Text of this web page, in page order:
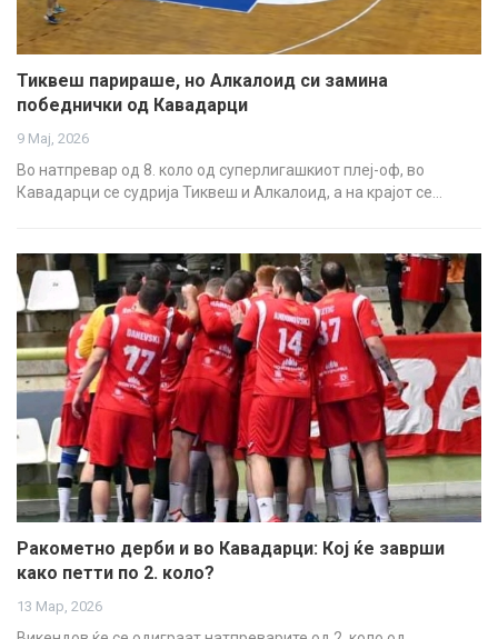
Тиквеш парираше, но Алкалоид си замина
победнички од Кавадарци
9 Мај, 2026
Во натпревар од 8. коло од суперлигашкиот плеј-оф, во
Кавадарци се судрија Тиквеш и Алкалоид, а на крајот се…
Ракометно дерби и во Кавадарци: Кој ќе заврши
како петти по 2. коло?
13 Мар, 2026